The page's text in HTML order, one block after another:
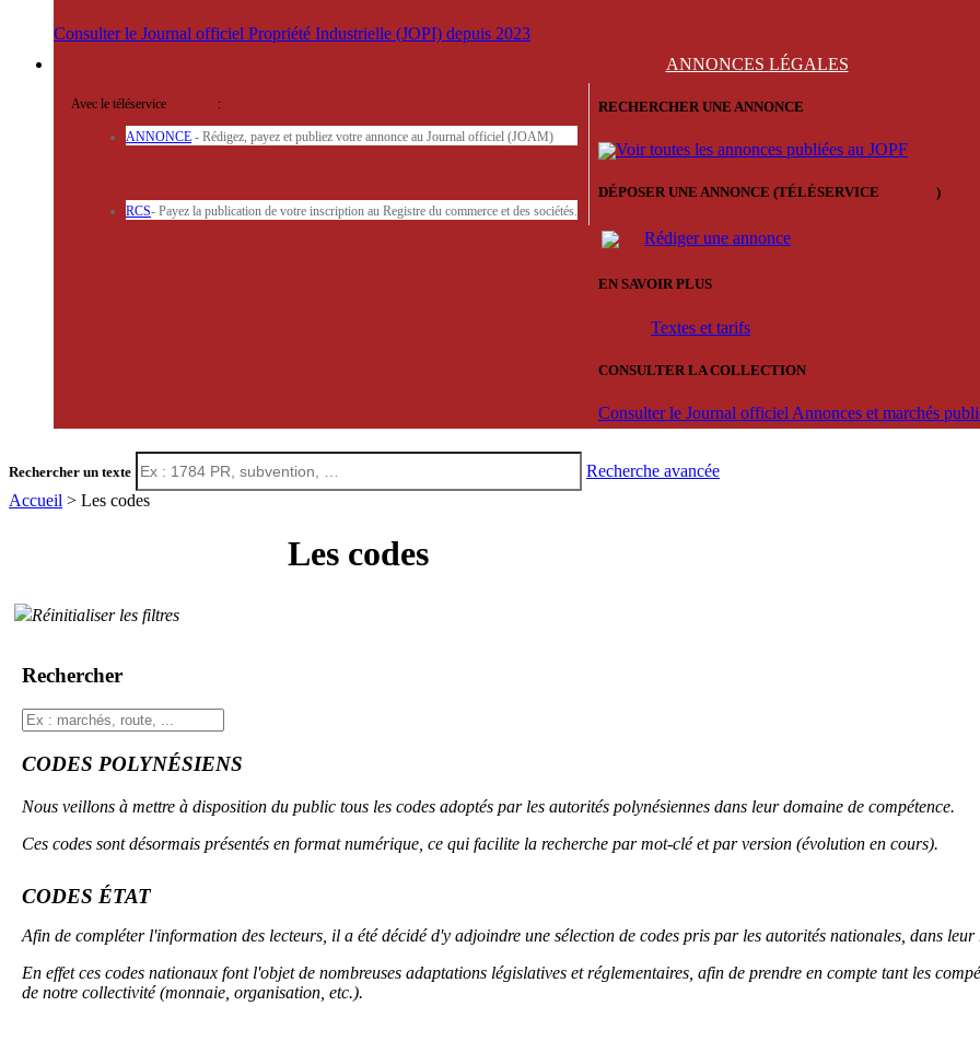
Consulter le Journal officiel Propriété Industrielle (JOPI) depuis 2023
ANNONCES LÉGALES
Avec le téléservice :
ANNONCE - Rédigez, payez et publiez votre annonce au Journal officiel (JOAM)
RCS- Payez la publication de votre inscription au Registre du commerce et des sociétés.
RECHERCHER UNE ANNONCE
Voir toutes les annonces publiées au JOPF
DÉPOSER UNE ANNONCE (TÉLÉSERVICE )
Rédiger une annonce
EN SAVOIR PLUS
Textes et tarifs
CONSULTER LA COLLECTION
Consulter le Journal officiel Annonces et marchés
Rechercher un texte
Recherche avancée
Accueil > Les codes
Les codes
Réinitialiser les filtres
Rechercher
CODES POLYNÉSIENS
Nous veillons à mettre à disposition du public tous les codes adoptés par les autorités polynésiennes dans leur domaine de compétence.
Ces codes sont désormais présentés en format numérique, ce qui facilite la recherche par mot-clé et par version (évolution en cours).
CODES ÉTAT
Afin de compléter l'information des lecteurs, il a été décidé d'y adjoindre une sélection de codes pris par les autorités nationales, dans
En effet ces codes nationaux font l'objet de nombreuses adaptations législatives et réglementaires, afin de prendre en compte tant les
de notre collectivité (monnaie, organisation, etc.).